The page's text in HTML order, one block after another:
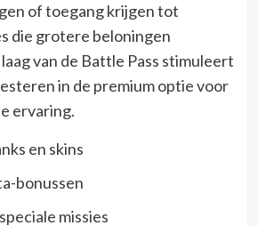
of toegang krijgen tot
die grotere beloningen
van de Battle Pass stimuleert
in de premium optie voor
ervaring.
en skins
bonussen
missies